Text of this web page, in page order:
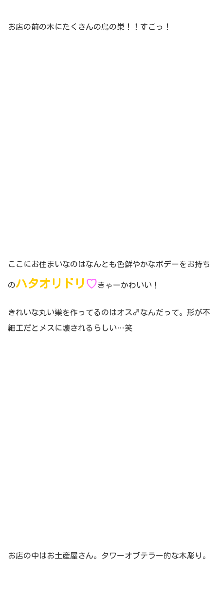
お店の前の木にたくさんの鳥の巣！！すごっ！
ここにお住まいなのはなんとも色鮮やかなボデーをお持ち
のハタオリドリ ♡きゃーかわいい！
きれいな丸い巣を作ってるのはオス♂なんだって。形が不
細工だとメスに壊されるらしい…笑
お店の中はお土産屋さん。タワーオブテラー的な木彫り。